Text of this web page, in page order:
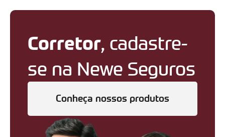
Corretor, cadastre-
se na Newe Seguros
Conheça nossos produtos